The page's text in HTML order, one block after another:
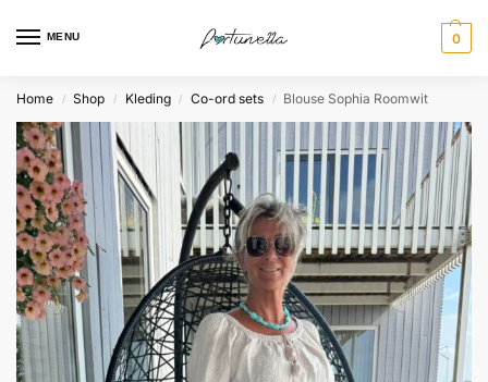
MENU 0
Home / Shop / Kleding / Co-ord sets / Blouse Sophia Roomwit